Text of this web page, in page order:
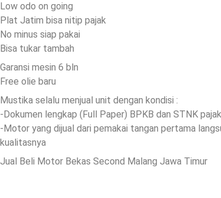
Low odo on going
Plat Jatim bisa nitip pajak
No minus siap pakai
Bisa tukar tambah
Garansi mesin 6 bln
Free olie baru
Mustika selalu menjual unit dengan kondisi :
-Dokumen lengkap (Full Paper) BPKB dan STNK
-Motor yang dijual dari pemakai tangan pertama
kualitasnya
Jual Beli Motor Bekas Second Malang Jawa Timur